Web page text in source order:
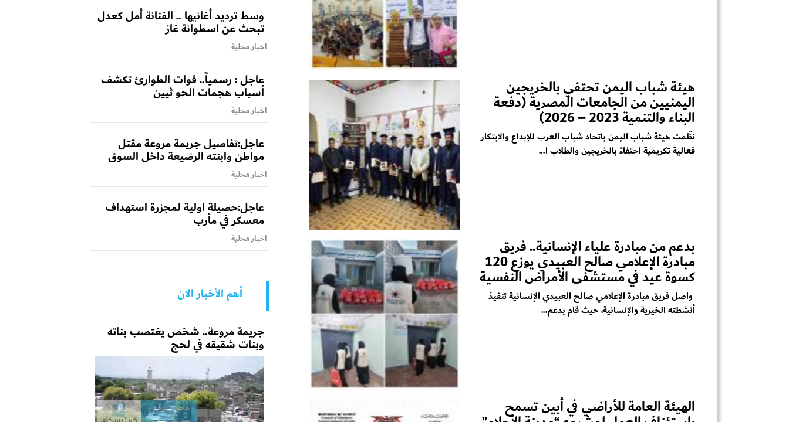
هيئة شباب اليمن تحتفي بالخريجين
اليمنيين من الجامعات المصرية (دفعة
البناء والتنمية 2023 – 2026)
نظّمت هيئة شباب اليمن باتحاد شباب العرب للإبداع والابتكار
فعالية تكريمية احتفاءً بالخريجين والطلاب ا...
بدعم من مبادرة علياء الإنسانية.. فريق
مبادرة الإعلامي صالح العبيدي يوزع 120
كسوة عيد في مستشفى الأمراض النفسية
واصل فريق مبادرة الإعلامي صالح العبيدي الإنسانية تنفيذ
أنشطته الخيرية والإنسانية، حيث قام بدعم...
الهيئة العامة للأراضي في أبين تسمح
وسط ترديد أغانيها .. الفنانة أمل كعدل
تبحث عن اسطوانة غاز
اخبار محلية
عاجل : رسمياً.. قوات الطوارئ تكشف
أسباب هجمات الحو ثيين
اخبار محلية
عاجل:تفاصيل جريمة مروعة مقتل
مواطن وابنته الرضيعة داخل السوق
اخبار محلية
عاجل:حصيلة اولية لمجزرة استهداف
معسكر في مأرب
اخبار محلية
أهم الأخبار الان
جريمة مروعة.. شخص يغتصب بناته
وبنات شقيقه في لحج